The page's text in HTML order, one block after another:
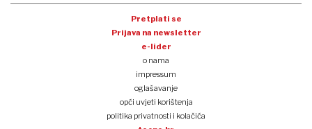
Pretplati se
Prijava na newsletter
e-lider
o nama
impressum
oglašavanje
opći uvjeti korištenja
politika privatnosti i kolačića